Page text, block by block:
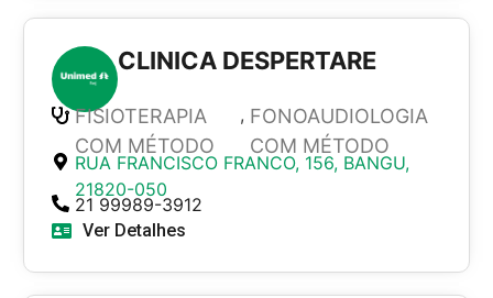
CLINICA DESPERTARE
FISIOTERAPIA
COM MÉTODO
, FONOAUDIOLOGIA
COM MÉTODO
RUA FRANCISCO FRANCO, 156, BANGU,
21820-050
21 99989-3912
Ver Detalhes